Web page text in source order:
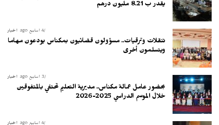
يقدر ب 8.21 مليون درهم
أخبار 4 أسابيع ago
تنقلات وترقيات.. مسؤولون قضائيون بمكناس يودعون مهاما
ويتسلمون أخرى
أخبار 3 أسابيع ago
بحضور عامل عمالة مكناس.. مديرية التعليم تحتفي بالمتفوقين
خلال الموسم الدراسي 2025-2026
أخبار 4 أسابيع ago